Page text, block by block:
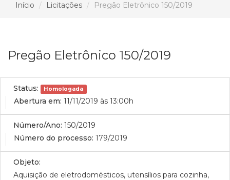
Início Licitações Pregão Eletrônico 150/2019
Pregão Eletrônico 150/2019
Status: Homologada
Abertura em: 11/11/2019 às 13:00h
Número/Ano: 150/2019
Número do processo: 179/2019
Objeto:
Aquisição de eletrodomésticos, utensílios para cozinha,